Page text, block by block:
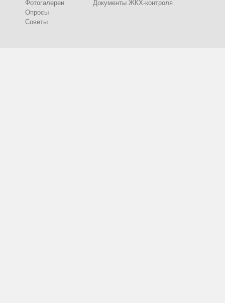
Фотогалереи
Опросы
Советы
Документы ЖКХ-контроля